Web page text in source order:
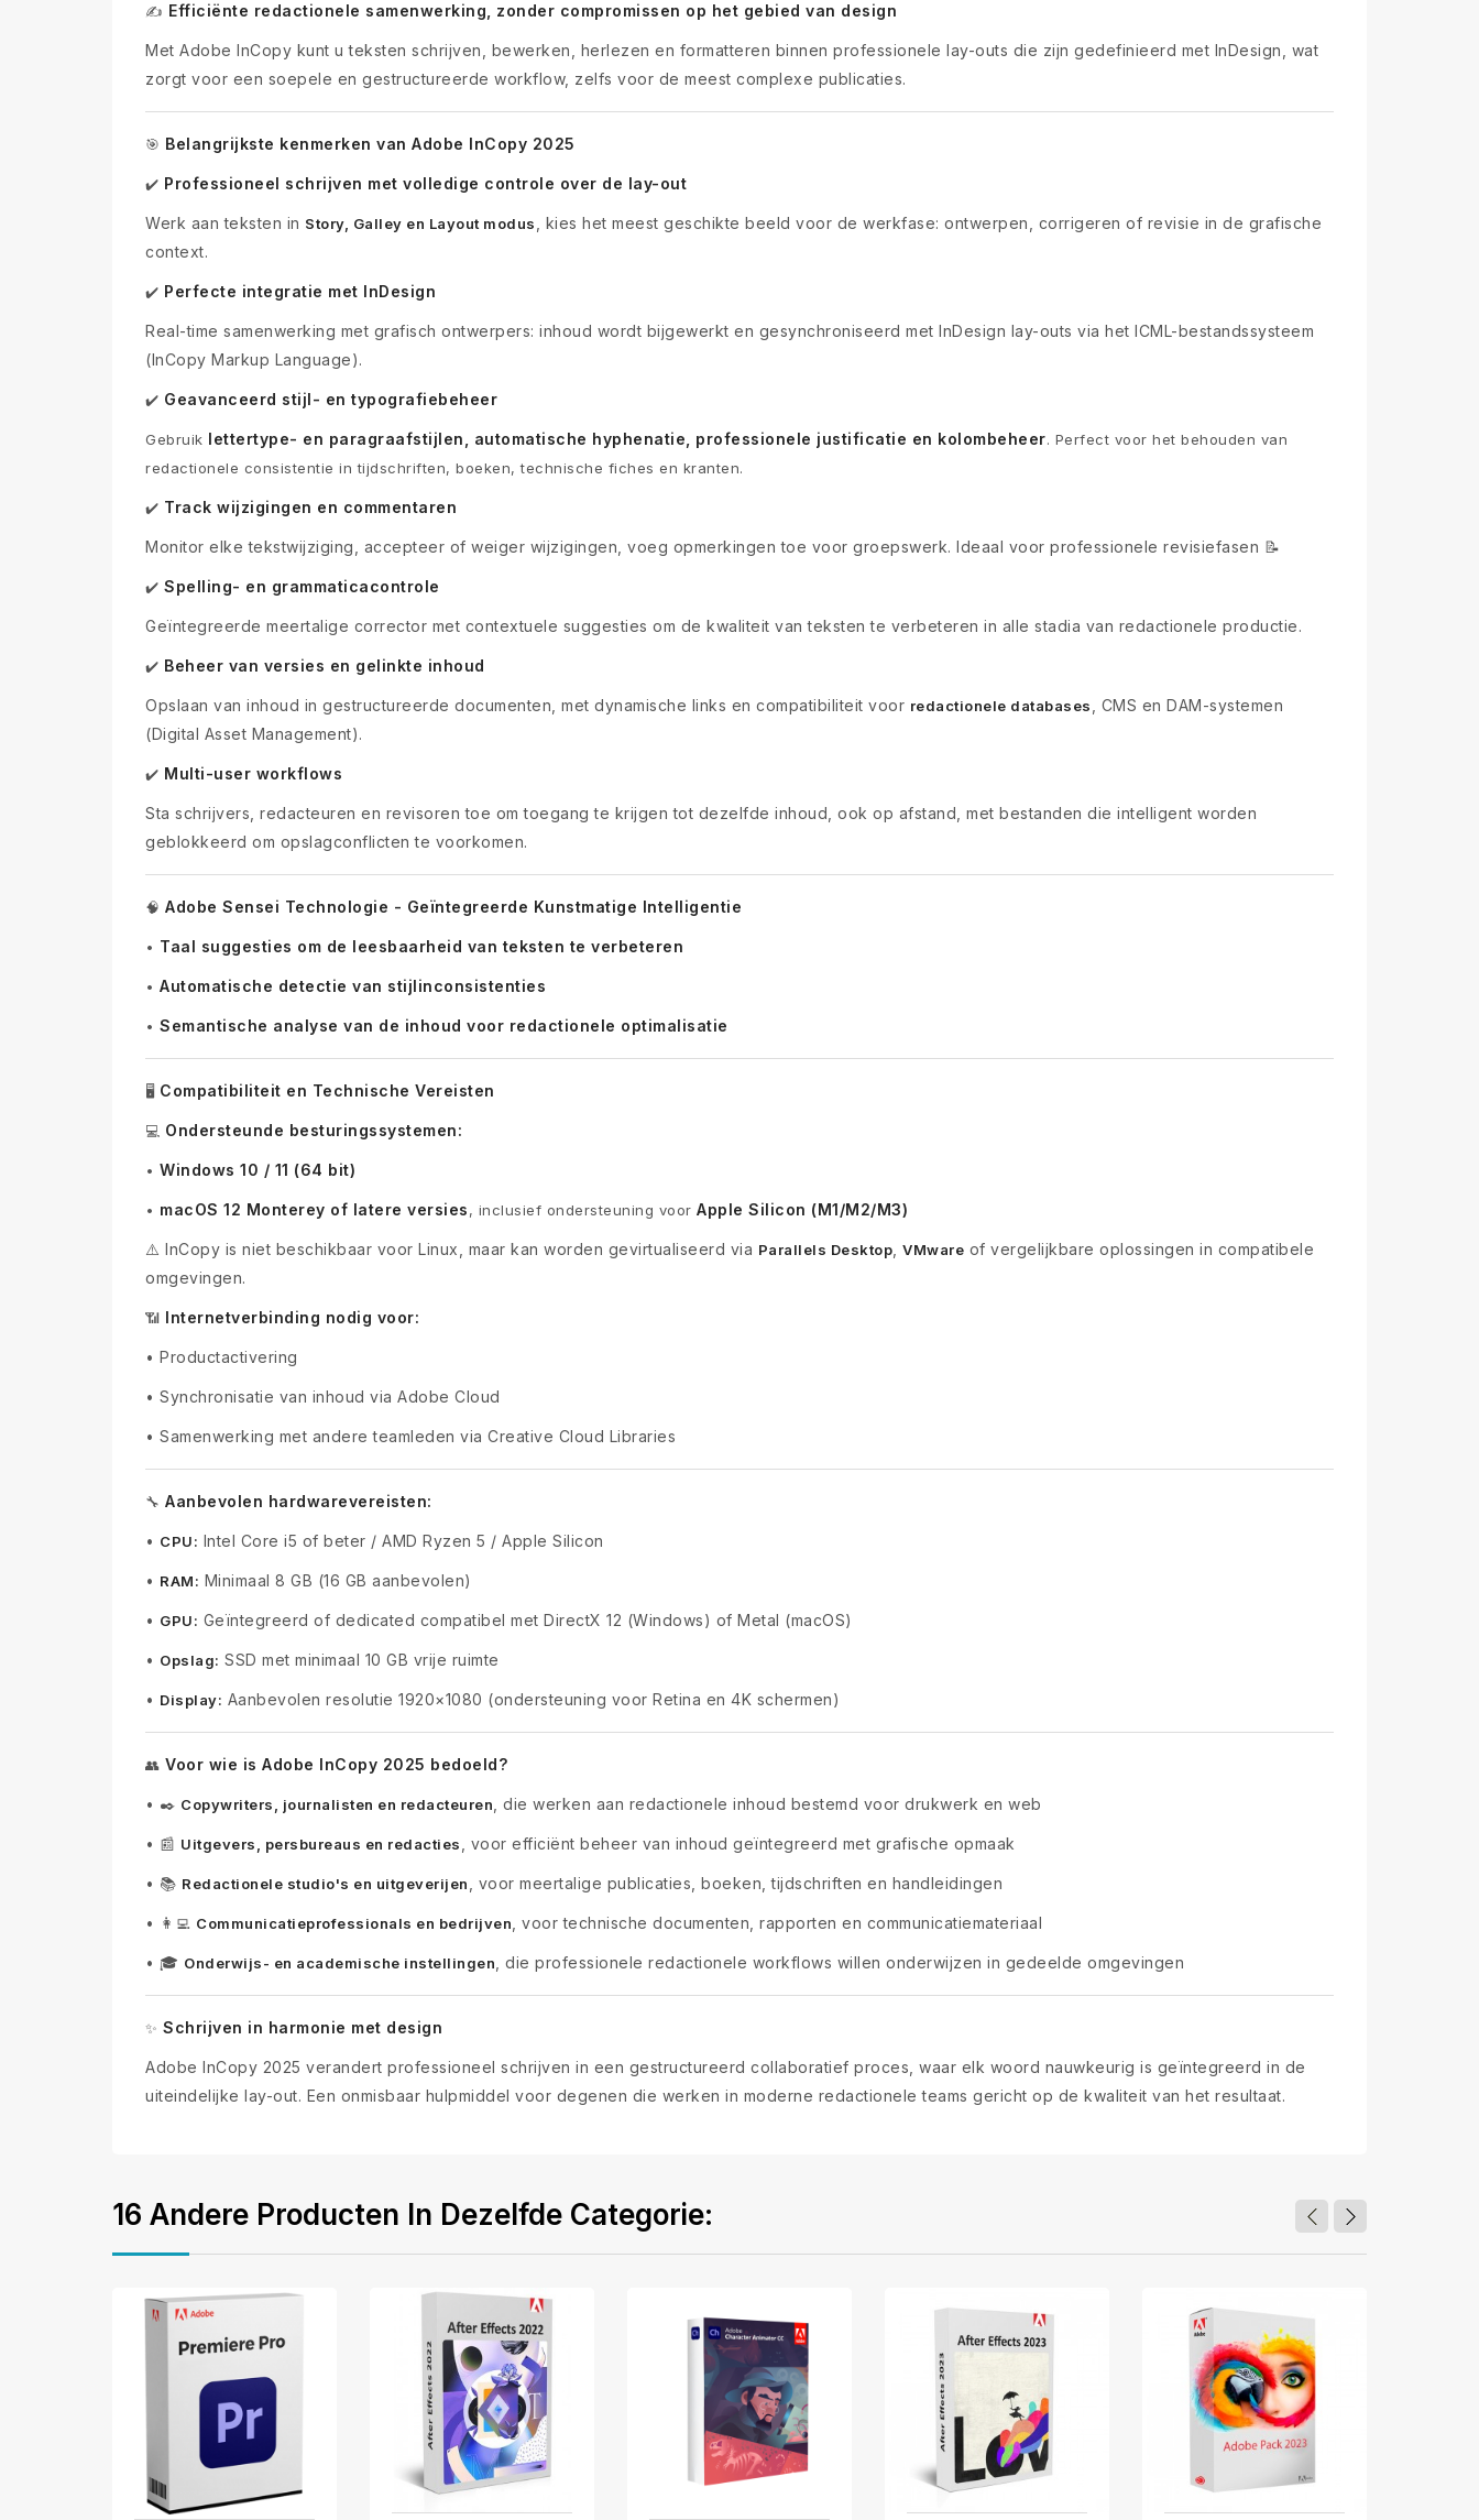
✍️ Efficiënte redactionele samenwerking, zonder compromissen op het gebied van design
Met Adobe InCopy kunt u teksten schrijven, bewerken, herlezen en formatteren binnen professionele lay-outs die zijn gedefinieerd met InDesign, wat
zorgt voor een soepele en gestructureerde workflow, zelfs voor de meest complexe publicaties.
🎯 Belangrijkste kenmerken van Adobe InCopy 2025
✔️ Professioneel schrijven met volledige controle over de lay-out
Werk aan teksten in Story, Galley en Layout modus
, kies het meest geschikte beeld voor de werkfase: ontwerpen, corrigeren of revisie in de grafische
context.
✔️ Perfecte integratie met InDesign
Real-time samenwerking met grafisch ontwerpers: inhoud wordt bijgewerkt en gesynchroniseerd met InDesign lay-outs via het ICML-bestandssysteem
(InCopy Markup Language).
✔️ Geavanceerd stijl- en typografiebeheer
Gebruik lettertype- en paragraafstijlen, automatische hyphenatie, professionele justificatie en kolombeheer. Perfect voor het behouden van
redactionele consistentie in tijdschriften, boeken, technische fiches en kranten.
✔️ Track wijzigingen en commentaren
Monitor elke tekstwijziging, accepteer of weiger wijzigingen, voeg opmerkingen toe voor groepswerk. Ideaal voor professionele revisiefasen 📝
✔️ Spelling- en grammaticacontrole
Geïntegreerde meertalige corrector met contextuele suggesties om de kwaliteit van teksten te verbeteren in alle stadia van redactionele productie.
✔️ Beheer van versies en gelinkte inhoud
Opslaan van inhoud in gestructureerde documenten, met dynamische links en compatibiliteit voor redactionele databases
, CMS en DAM-systemen
(Digital Asset Management).
✔️ Multi-user workflows
Sta schrijvers, redacteuren en revisoren toe om toegang te krijgen tot dezelfde inhoud, ook op afstand, met bestanden die intelligent worden
geblokkeerd om opslagconflicten te voorkomen.
🧠 Adobe Sensei Technologie - Geïntegreerde Kunstmatige Intelligentie
• Taal suggesties om de leesbaarheid van teksten te verbeteren
• Automatische detectie van stijlinconsistenties
• Semantische analyse van de inhoud voor redactionele optimalisatie
🖥️ Compatibiliteit en Technische Vereisten
💻 Ondersteunde besturingssystemen:
• Windows 10 / 11 (64 bit)
• macOS 12 Monterey of latere versies, inclusief ondersteuning voor Apple Silicon (M1/M2/M3)
⚠️ InCopy is niet beschikbaar voor Linux, maar kan worden gevirtualiseerd via Parallels Desktop VMware of vergelijkbare oplossingen in compatibele
omgevingen.
📶 Internetverbinding nodig voor:
• Productactivering
• Synchronisatie van inhoud via Adobe Cloud
• Samenwerking met andere teamleden via Creative Cloud Libraries
🔧 Aanbevolen hardwarevereisten:
• CPU: Intel Core i5 of beter / AMD Ryzen 5 / Apple Silicon
• RAM: Minimaal 8 GB (16 GB aanbevolen)
• GPU: Geïntegreerd of dedicated compatibel met DirectX 12 (Windows) of Metal (macOS)
• Opslag: SSD met minimaal 10 GB vrije ruimte
• Display: Aanbevolen resolutie 1920×1080 (ondersteuning voor Retina en 4K schermen)
👥 Voor wie is Adobe InCopy 2025 bedoeld?
• ✒️ Copywriters, journalisten en redacteuren , die werken aan redactionele inhoud bestemd voor drukwerk en web
• 📰 Uitgevers, persbureaus en redacties , voor efficiënt beheer van inhoud geïntegreerd met grafische opmaak
• 📚 Redactionele studio's en uitgeverijen , voor meertalige publicaties, boeken, tijdschriften en handleidingen
• 👩‍💻 Communicatieprofessionals en bedrijven , voor technische documenten, rapporten en communicatiemateriaal
• 🎓 Onderwijs- en academische instellingen , die professionele redactionele workflows willen onderwijzen in gedeelde omgevingen
✨ Schrijven in harmonie met design
Adobe InCopy 2025 verandert professioneel schrijven in een gestructureerd collaboratief proces, waar elk woord nauwkeurig is geïntegreerd in de
uiteindelijke lay-out. Een onmisbaar hulpmiddel voor degenen die werken in moderne redactionele teams gericht op de kwaliteit van het resultaat.
16 Andere Producten In Dezelfde Categorie: